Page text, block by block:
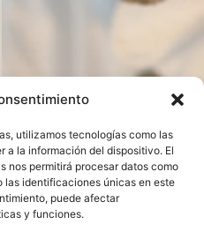
utilizamos tecnologías como las
a la información del dispositivo. El
nos permitirá procesar datos como
las identificaciones únicas en este
puede afectar
y funciones.